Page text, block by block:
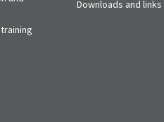
Downloads and links